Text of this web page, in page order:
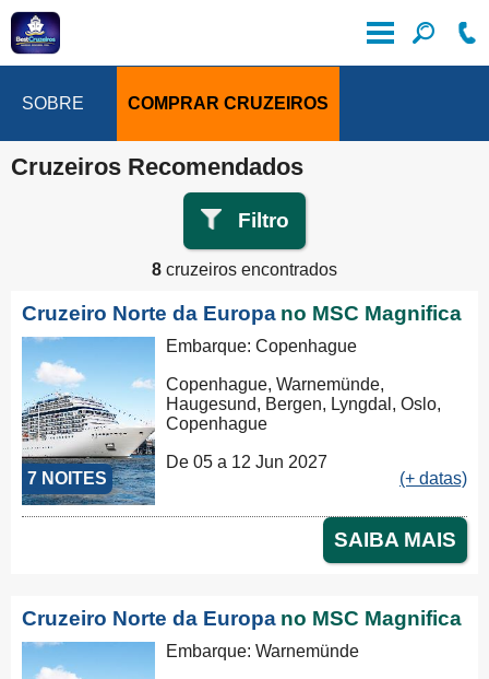
SOBRE COMPRAR CRUZEIROS
Cruzeiros Recomendados
Filtro
8 cruzeiros encontrados
Cruzeiro Norte da Europa no MSC Magnifica
7 NOITES
Embarque: Copenhague
Copenhague, Warnemünde,
Haugesund, Bergen, Lyngdal, Oslo,
Copenhague
De 05 a 12 Jun 2027
(+ datas)
SAIBA MAIS
Cruzeiro Norte da Europa no MSC Magnifica
Embarque: Warnemünde